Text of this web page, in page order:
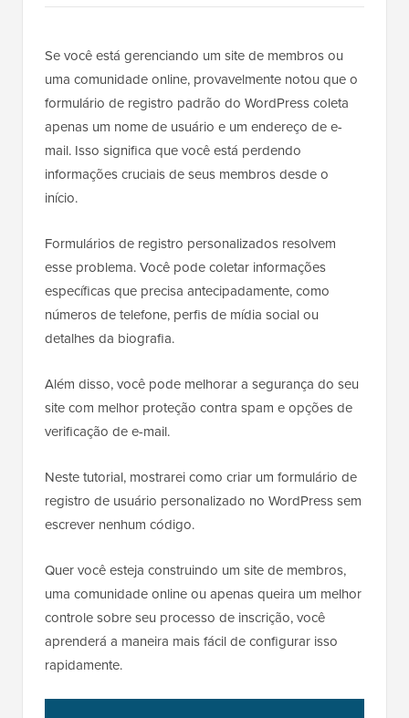
Se você está gerenciando um site de membros ou
uma comunidade online, provavelmente notou que o
formulário de registro padrão do WordPress coleta
apenas um nome de usuário e um endereço de e-
mail. Isso significa que você está perdendo
informações cruciais de seus membros desde o
início.
Formulários de registro personalizados resolvem
esse problema. Você pode coletar informações
específicas que precisa antecipadamente, como
números de telefone, perfis de mídia social ou
detalhes da biografia.
Além disso, você pode melhorar a segurança do seu
site com melhor proteção contra spam e opções de
verificação de e-mail.
Neste tutorial, mostrarei como criar um formulário de
registro de usuário personalizado no WordPress sem
escrever nenhum código.
Quer você esteja construindo um site de membros,
uma comunidade online ou apenas queira um melhor
controle sobre seu processo de inscrição, você
aprenderá a maneira mais fácil de configurar isso
rapidamente.